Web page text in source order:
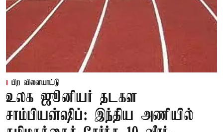
பிற விளையாட்டு
உலக ஜூனியர் தடகள
சாம்பியன்ஷிப்: இந்திய அணியில்